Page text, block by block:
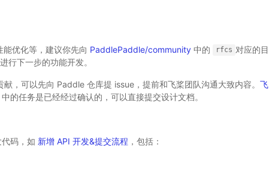
优化等，建议你先向 PaddlePaddle/community 中的 rfcs 对应的目
行下一步的功能开发。
，可以先向 Paddle 仓库提 issue，提前和飞桨团队沟通大致内容。 飞
的任务是已经经过确认的，可以直接提交设计文档。
码，如 新增 API 开发&提交流程 ，包括：